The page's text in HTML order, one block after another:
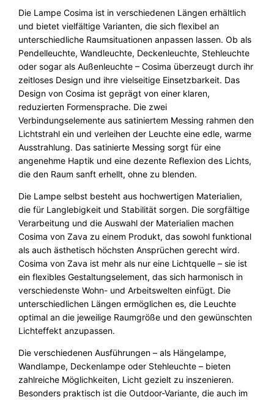
6
a
M
n
g
e
Die Lampe Cosima ist in verschiedenen Längen erhältlich
und bietet vielfältige Varianten, die sich flexibel an
unterschiedliche Raumsituationen anpassen lassen. Ob als
Pendelleuchte, Wandleuchte, Deckenleuchte, Stehleuchte
oder sogar als Außenleuchte – Cosima überzeugt durch ihr
zeitloses Design und ihre vielseitige Einsetzbarkeit. Das
Design von Cosima ist geprägt von einer klaren,
reduzierten Formensprache. Die zwei
Verbindungselemente aus satiniertem Messing rahmen den
Lichtstrahl ein und verleihen der Leuchte eine edle, warme
Ausstrahlung. Das satinierte Messing sorgt für eine
angenehme Haptik und eine dezente Reflexion des Lichts,
die den Raum sanft erhellt, ohne zu blenden.
Die Lampe selbst besteht aus hochwertigen Materialien,
die für Langlebigkeit und Stabilität sorgen. Die sorgfältige
Verarbeitung und die Auswahl der Materialien machen
Cosima von Zava zu einem Produkt, das sowohl funktional
als auch ästhetisch höchsten Ansprüchen gerecht wird.
Cosima von Zava ist mehr als nur eine Lichtquelle – sie ist
ein flexibles Gestaltungselement, das sich harmonisch in
verschiedenste Wohn- und Arbeitswelten einfügt. Die
unterschiedlichen Längen ermöglichen es, die Leuchte
optimal an die jeweilige Raumgröße und den gewünschten
Lichteffekt anzupassen.
Die verschiedenen Ausführungen – als Hängelampe,
Wandlampe, Deckenlampe oder Stehleuchte – bieten
zahlreiche Möglichkeiten, Licht gezielt zu inszenieren.
Besonders praktisch ist die Outdoor-Variante, die auch im